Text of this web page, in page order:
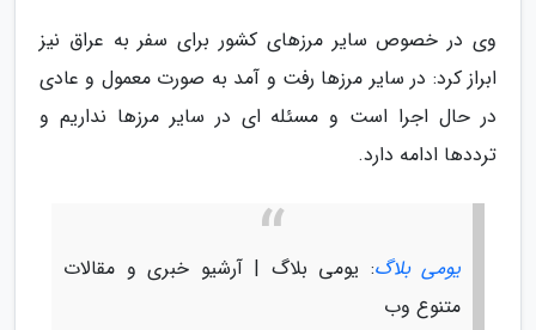
وی در خصوص سایر مرزهای کشور برای سفر به عراق نیز
ابراز کرد: در سایر مرزها رفت و آمد به صورت معمول و عادی
در حال اجرا است و مسئله ای در سایر مرزها نداریم و
ترددها ادامه دارد.
یومی بلاگ: یومی بلاگ | آرشیو خبری و مقالات
متنوع وب